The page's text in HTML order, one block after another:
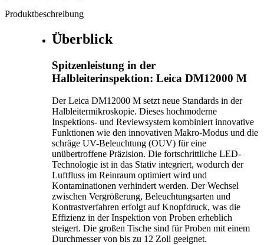
Produktbeschreibung
Überblick
Spitzenleistung in der
Halbleiterinspektion: Leica DM12000 M
Der Leica DM12000 M setzt neue Standards in der
Halbleitermikroskopie. Dieses hochmoderne
Inspektions- und Reviewsystem kombiniert innovative
Funktionen wie den innovativen Makro-Modus und die
schräge UV-Beleuchtung (OUV) für eine
unübertroffene Präzision. Die fortschrittliche LED-
Technologie ist in das Stativ integriert, wodurch der
Luftfluss im Reinraum optimiert wird und
Kontaminationen verhindert werden. Der Wechsel
zwischen Vergrößerung, Beleuchtungsarten und
Kontrastverfahren erfolgt auf Knopfdruck, was die
Effizienz in der Inspektion von Proben erheblich
steigert. Die großen Tische sind für Proben mit einem
Durchmesser von bis zu 12 Zoll geeignet.